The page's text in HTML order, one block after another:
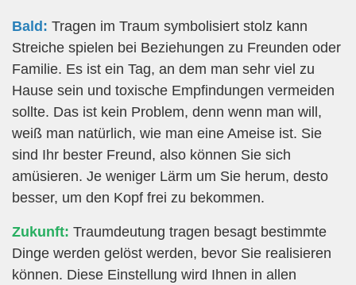
Bald: Tragen im Traum symbolisiert stolz kann
Streiche spielen bei Beziehungen zu Freunden oder
Familie. Es ist ein Tag, an dem man sehr viel zu
Hause sein und toxische Empfindungen vermeiden
sollte. Das ist kein Problem, denn wenn man will,
weiß man natürlich, wie man eine Ameise ist. Sie
sind Ihr bester Freund, also können Sie sich
amüsieren. Je weniger Lärm um Sie herum, desto
besser, um den Kopf frei zu bekommen.
Zukunft: Traumdeutung tragen besagt bestimmte
Dinge werden gelöst werden, bevor Sie realisieren
können. Diese Einstellung wird Ihnen in allen